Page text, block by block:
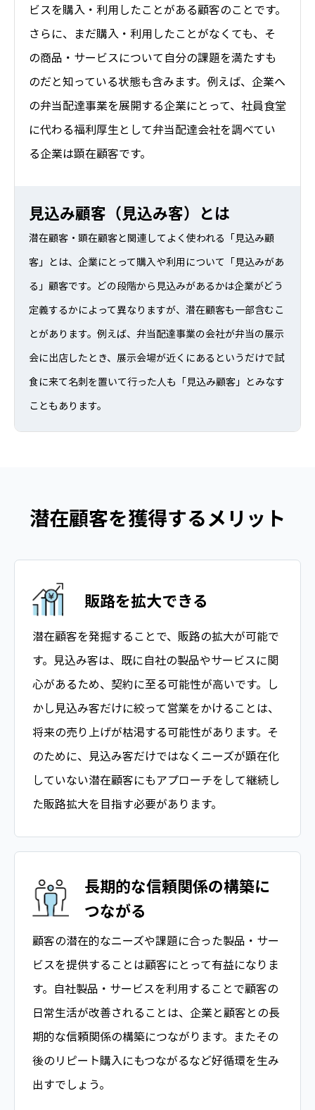
ビスを購入・利用したことがある顧客のことです。
さらに、まだ購入・利用したことがなくても、そ
の商品・サービスについて自分の課題を満たすも
のだと知っている状態も含みます。例えば、企業へ
の弁当配達事業を展開する企業にとって、社員食堂
に代わる福利厚生として弁当配達会社を調べてい
る企業は顕在顧客です。
見込み顧客（見込み客）とは
潜在顧客・顕在顧客と関連してよく使われる「見込み顧
客」とは、企業にとって購入や利用について「見込みがあ
る」顧客です。どの段階から見込みがあるかは企業がどう
定義するかによって異なりますが、潜在顧客も一部含むこ
とがあります。例えば、弁当配達事業の会社が弁当の展示
会に出店したとき、展示会場が近くにあるというだけで試
食に来て名刺を置いて行った人も「見込み顧客」とみなす
こともあります。
潜在顧客を獲得するメリット
販路を拡大できる
潜在顧客を発掘することで、販路の拡大が可能で
す。見込み客は、既に自社の製品やサービスに関
心があるため、契約に至る可能性が高いです。し
かし見込み客だけに絞って営業をかけることは、
将来の売り上げが枯渇する可能性があります。そ
のために、見込み客だけではなくニーズが顕在化
していない潜在顧客にもアプローチをして継続し
た販路拡大を目指す必要があります。
長期的な信頼関係の構築に
つながる
顧客の潜在的なニーズや課題に合った製品・サー
ビスを提供することは顧客にとって有益になりま
す。自社製品・サービスを利用することで顧客の
日常生活が改善されることは、企業と顧客との長
期的な信頼関係の構築につながります。またその
後のリピート購入にもつながるなど好循環を生み
出すでしょう。